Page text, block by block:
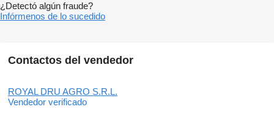
¿Detectó algún fraude?
Infórmenos de lo sucedido
Contactos del vendedor
ROYAL DRU AGRO S.R.L.
Vendedor verificado